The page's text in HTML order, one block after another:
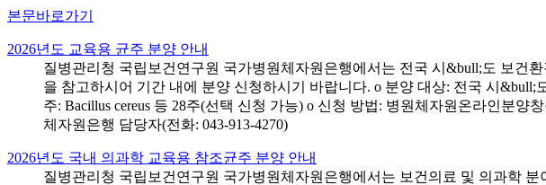
본문바로가기
2026년도 교육용 균주 분양 안내
질병관리청 국립보건연구원 국가병원체자원은행에서는 전국 시&bull;도 보건
을 참고하시어 기간 내에 분양 신청하시기 바랍니다. o 분양 대상: 전국 시&bull;
주: Bacillus cereus 등 28주(선택 신청 가능) o 신청 방법: 병원체자원온라인분
체자원은행 담당자(전화: 043-913-4270)
2026년도 국내 의과학 교육용 참조균주 분양 안내
질병관리청 국립보건연구원 국가병원체자원은행에서는 보건의료 및 의과학